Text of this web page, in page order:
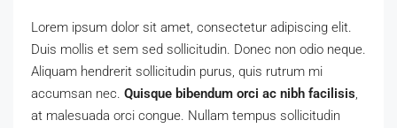
Lorem ipsum dolor sit amet, consectetur adipiscing elit.
Duis mollis et sem sed sollicitudin. Donec non odio neque.
Aliquam hendrerit sollicitudin purus, quis rutrum mi
accumsan nec. Quisque bibendum orci ac nibh facilisis
at malesuada orci congue. Nullam tempus sollicitudin